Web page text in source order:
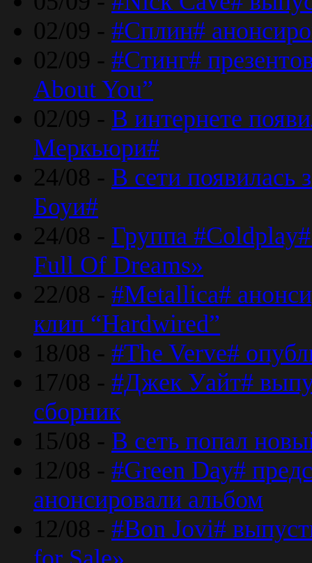
02/09 - #Сплин#
02/09 - #Стинг#
About You”
02/09 - В интернете
Меркьюри#
24/08 - В сети появилась
Боуи#
24/08 - Группа
Full Of Dreams»
22/08 - #Metallica#
клип “Hardwired”
18/08 - #The Verve#
17/08 - #Джек Уайт#
сборник
15/08 - В сеть попал
12/08 - #Green Day#
анонсировали альбом
12/08 - #Bon Jovi#